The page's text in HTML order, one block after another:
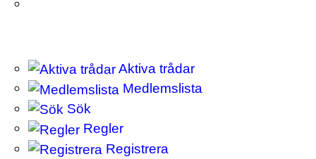
Aktiva trådar
Medlemslista
Sök
Regler
Registrera